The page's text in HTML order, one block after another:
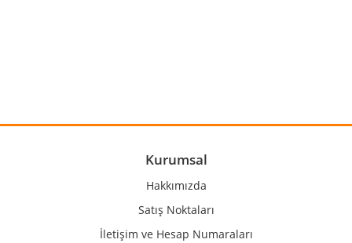
Ürün açıklamasında eksik bilgiler bulunuyor.
Ürün bilgilerinde hatalar bulunuyor.
Kurumsal
Hakkımızda
Satış Noktaları
İletişim ve Hesap Numaraları